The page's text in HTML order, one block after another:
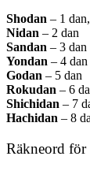
Shodan – 1
Nidan – 2 dan
Sandan – 3 dan
Yondan – 4 dan
Godan – 5 dan
Rokudan – 6
Shichidan – 7
Hachidan – 8
Räkneord